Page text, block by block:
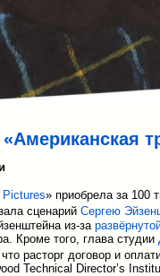
Pictures» приобрела за 100
сценарий Сергею
из-за
Кроме того, глава студии
расторг договор и
Technical Director’s